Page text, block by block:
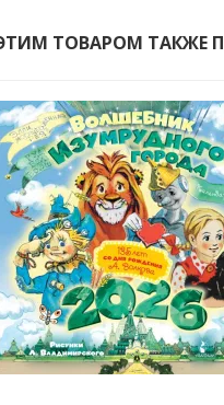
ТОВАРОМ ТАКЖЕ